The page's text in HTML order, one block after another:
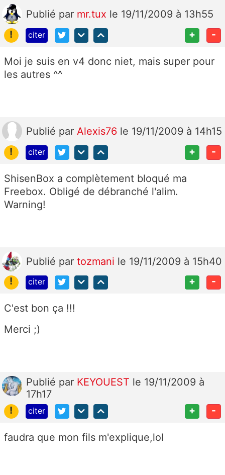
Publié par mr.tux le 19/11/2009 à 13h55
!
citer + -
Moi je suis en v4 donc niet, mais super pour
les autres ^^
Publié par Alexis76 le 19/11/2009 à 14h15
!
citer + -
ShisenBox a complètement bloqué ma
Freebox. Obligé de débranché l'alim.
Warning!
Publié par tozmani le 19/11/2009 à 15h40
!
citer + -
C'est bon ça !!!
Merci ;)
Publié par KEYOUEST le 19/11/2009 à
17h17
!
citer + -
faudra que mon fils m'explique,lol